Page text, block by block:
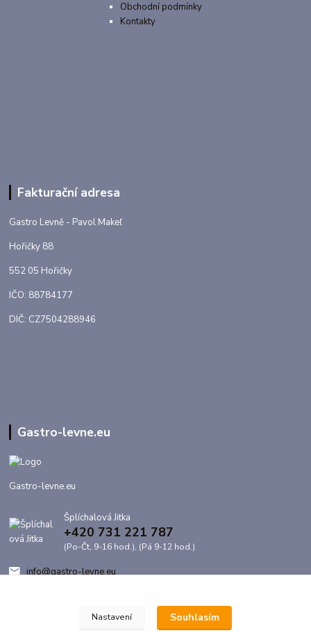
Obchodní podmínky
Kontakty
Fakturační adresa
Gastro Levně - Pavol Makeľ
Hořičky 88
552 05 Hořičky
IČO: 88784177
DIČ: CZ7504288946
Gastro-levne.eu
Gastro-levne.eu
Šplíchalová Jitka
+420 731 221 787
(Po-Čt, 9-16 hod.), (Pá 9-12 hod.)
info@gastro-levne.eu
Nastavení Souhlasím